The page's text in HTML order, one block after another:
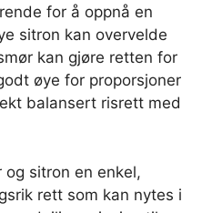
for å oppnå en
sitron kan overvelde
kan gjøre retten for
øye for proporsjoner
balansert risrett med
sitron en enkel,
rett som kan nytes i